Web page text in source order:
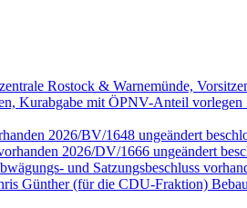
Rostock & Warnemünde,
Kurabgabe mit ÖPNV-Anteil
2026/BV/1648 ungeändert
2026/DV/1666 ungeändert
und Satzungsbeschluss
Günther (für die CDU-Fraktion)